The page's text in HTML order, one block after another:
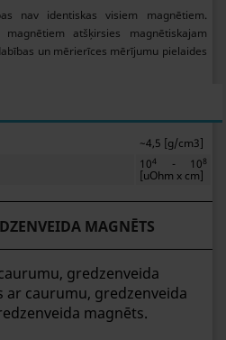
nav identiskas visiem magnētiem.
atšķirsies magnētiskajam
un mērierīces mērījumu pielaides
~4,5 [g/cm3]
104 - 108
[uOhm x cm]
MAGNĒTS
gredzenveida
ar caurumu, gredzenveida
magnēts.